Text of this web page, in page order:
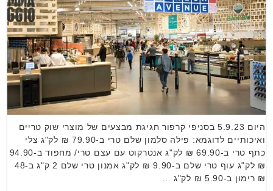
היום 5.9.23 בסניפי קרפור חגיגת מבצעים של מוצרי שוק טריים
ואיכותיים לדוגמא: פילה סלמון שלם טרי ב-79.90 ₪ לק"ג צלי
כתף טרי ב-69.90 ₪ לק"ג אנטרקוט עם עצם טרי/ מחפוד ב-94.90
₪ לק"ג עוף טרי שלם ב-9.90 ₪ לק"ג אמנון טרי שלם 2 ק"ג ב-48
₪ רימון ב-5.90 ₪ לק"ג …